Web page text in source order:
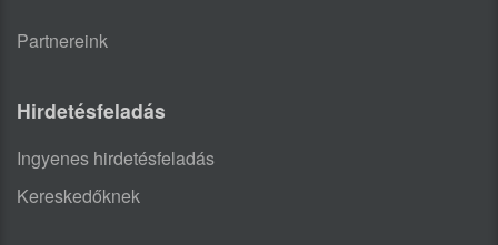
Partnereink
Hirdetésfeladás
Ingyenes hirdetésfeladás
Kereskedőknek